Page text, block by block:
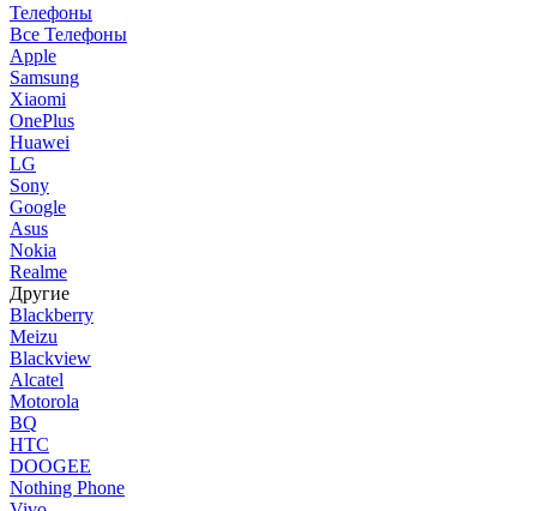
Телефоны
Все Телефоны
Apple
Samsung
Xiaomi
OnePlus
Huawei
LG
Sony
Google
Asus
Nokia
Realme
Другие
Blackberry
Meizu
Blackview
Alcatel
Motorola
BQ
HTC
DOOGEE
Nothing Phone